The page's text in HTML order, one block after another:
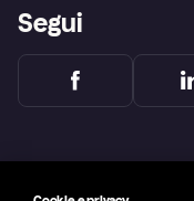
Segui